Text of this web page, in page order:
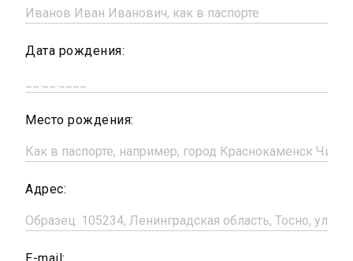
Дата рождения:
Место рождения:
Адрес: